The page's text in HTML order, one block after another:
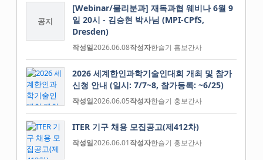
공지
[Webinar/물리분과] 재독과협 웨비나 6월 9
일 20시 - 김승현 박사님 (MPI-CPfS,
Dresden)
작성일2026.06.08작성자한슬기 홍보간사
2026 세계한인과학기술인대회 개최 및 참가
신청 안내 (일시: 7/7~8, 참가등록: ~6/25)
작성일2026.06.05작성자한슬기 홍보간사
ITER 기구 채용 모집공고(제412차)
작성일2026.06.01작성자한슬기 홍보간사